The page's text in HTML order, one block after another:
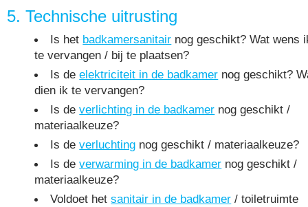
5. Technische uitrusting
Is het badkamersanitair nog geschikt? Wat wens
te vervangen / bij te plaatsen?
Is deelektriciteit in de badkamer nog geschikt?
dien ik te vervangen?
Is deverlichting in de badkamer nog geschikt /
materiaalkeuze?
Is deverluchting nog geschikt / materiaalkeuze?
Is deverwarming in de badkamer nog geschikt /
materiaalkeuze?
Voldoet hetsanitair in de badkamer / toiletruimte